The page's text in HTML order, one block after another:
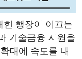
한 행장이 이끄는
기술금융 지원을
대에 속도를 내